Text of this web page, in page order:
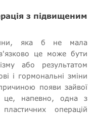
з підвищеним
яка б не мала
це може бути
або результатом
і гормональні зміни
появи зайвої
це, напевно, одна з
операцій